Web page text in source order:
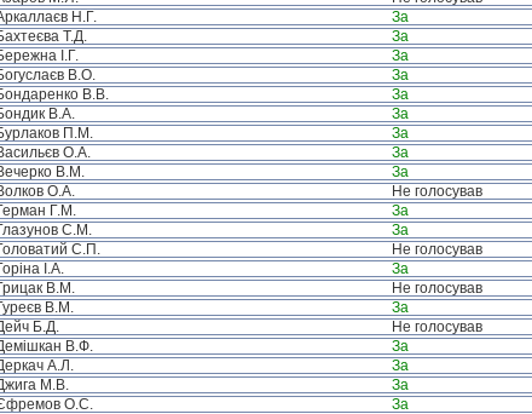
Н.Г.
За
Т.Д.
За
І.Г.
За
В.О.
За
В.В.
За
В.А.
За
П.М.
За
О.А.
За
В.М.
За
О.А.
Не голосував
Г.М.
За
С.М.
За
С.П.
Не голосував
І.А.
За
В.М.
Не голосував
В.М.
За
Б.Д.
Не голосував
В.Ф.
За
А.Л.
За
М.В.
За
О.С.
За